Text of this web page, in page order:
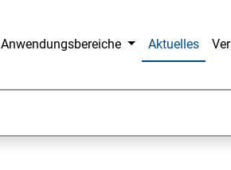
Anwendungsbereiche Aktuelles